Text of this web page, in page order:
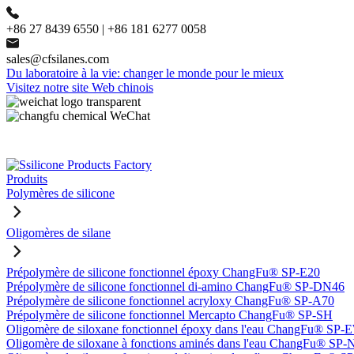
+86 27 8439 6550 | +86 181 6277 0058
sales@cfsilanes.com
Du laboratoire à la vie: changer le monde pour le mieux
Visitez notre site Web chinois
Produits
Polymères de silicone
Oligomères de silane
Prépolymère de silicone fonctionnel époxy ChangFu® SP-E20
Prépolymère de silicone fonctionnel di-amino ChangFu® SP-DN46
Prépolymère de silicone fonctionnel acryloxy ChangFu® SP-A70
Prépolymère de silicone fonctionnel Mercapto ChangFu® SP-SH
Oligomère de siloxane fonctionnel époxy dans l'eau ChangFu® SP-
Oligomère de siloxane à fonctions aminés dans l'eau ChangFu® SP-